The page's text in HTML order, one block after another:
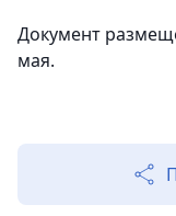
Документ
мая.